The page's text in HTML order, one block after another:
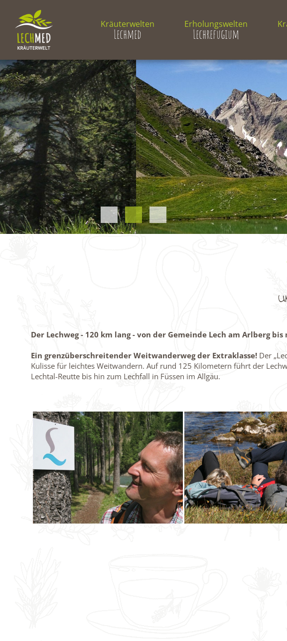
Kräuterwelten
Lechmed
Erholungswelten
Lechrefugium
Der Lechweg - 120 km lang - von der Gemeinde Lech am Arlberg bis
Ein grenzüberschreitender Weitwanderweg der Extraklasse! Der
Kulisse für leichtes Weitwandern. Auf rund 125 Kilometern führt der
Lechtal-Reutte bis hin zum Lechfall in Füssen im Allgäu.